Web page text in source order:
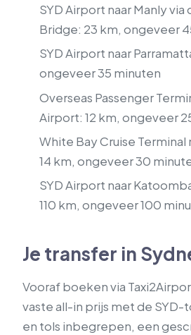
SYD Airport naar Manly via
Bridge: 23 km, ongeveer
SYD Airport naar
ongeveer 35 minuten
Overseas Passenger
Airport: 12 km, ongeveer
White Bay Cruise Terminal
14 km, ongeveer 30
SYD Airport naar
110 km, ongeveer 100
Je transfer in
Vooraf boeken via
vaste all-in prijs met de
en tols inbegrepen, een